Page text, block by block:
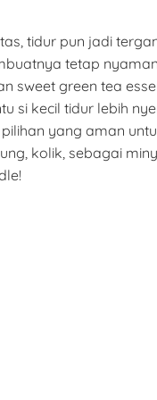
tidur pun jadi
tetap
sweet green tea
si kecil tidur lebih
yang aman
kolik, sebagai